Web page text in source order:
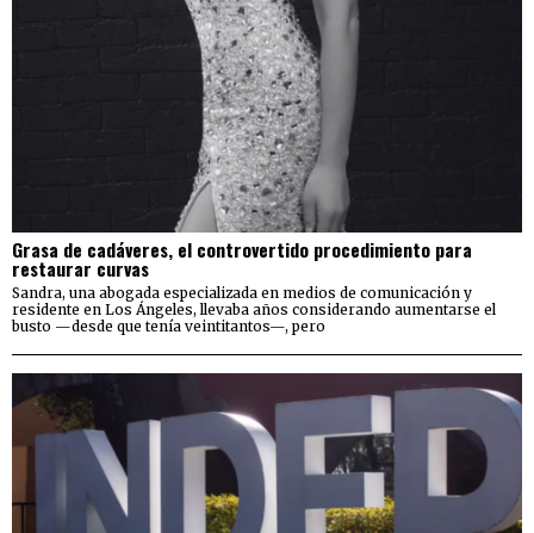
Grasa de cadáveres, el controvertido procedimiento para
restaurar curvas
Sandra, una abogada especializada en medios de comunicación y
residente en Los Ángeles, llevaba años considerando aumentarse el
busto —desde que tenía veintitantos—, pero